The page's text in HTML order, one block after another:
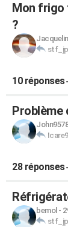
Mon frigo
?
10 réponses
Problème
John9578
28 réponses
bemol -